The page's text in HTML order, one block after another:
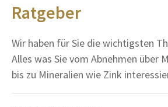
Ratgeber
Wir haben für Sie die wichtigsten
Alles was Sie vom Abnehmen über
bis zu Mineralien wie Zink